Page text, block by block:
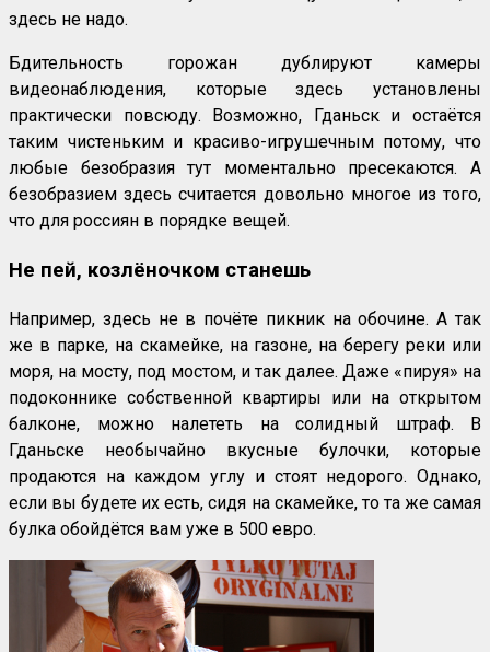
здесь не надо.
Бдительность горожан дублируют камеры
видеонаблюдения, которые здесь установлены
практически повсюду. Возможно, Гданьск и остаётся
таким чистеньким и красиво-игрушечным потому, что
любые безобразия тут моментально пресекаются. А
безобразием здесь считается довольно многое из того,
что для россиян в порядке вещей.
Не пей, козлёночком станешь
Например, здесь не в почёте пикник на обочине. А так
же в парке, на скамейке, на газоне, на берегу реки или
моря, на мосту, под мостом, и так далее. Даже «пируя» на
подоконнике собственной квартиры или на открытом
балконе, можно налететь на солидный штраф. В
Гданьске необычайно вкусные булочки, которые
продаются на каждом углу и стоят недорого. Однако,
если вы будете их есть, сидя на скамейке, то та же самая
булка обойдётся вам уже в 500 евро.